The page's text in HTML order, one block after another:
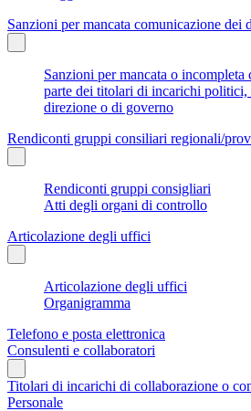
Sanzioni per mancata comunicazione dei
Sanzioni per mancata o
parte dei titolari di incarichi politici,
direzione o di governo
Rendiconti gruppi consiliari regionali/
Rendiconti gruppi consigliari
Atti degli organi di controllo
Articolazione degli uffici
Articolazione degli uffici
Organigramma
Telefono e posta elettronica
Consulenti e collaboratori
Titolari di incarichi di collaborazione o
Personale